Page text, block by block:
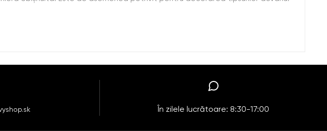
În zilele lucrătoare: 8:30-17:00